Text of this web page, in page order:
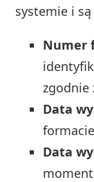
systemie i
Numer
zgodnie
Data
formacie
Data